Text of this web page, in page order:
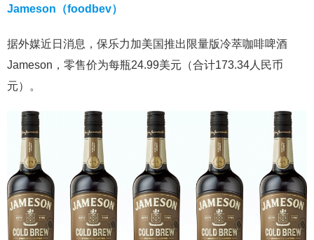
Jameson（foodbev）
据外媒近日消息，保乐力加美国推出限量版冷萃咖啡啤酒
Jameson，零售价为每瓶24.99美元（合计173.34人民币
元）。